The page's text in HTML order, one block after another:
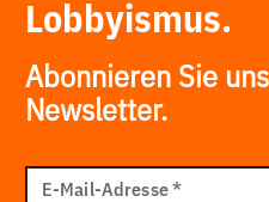
Lobbyismus.
Abonnieren Sie
Newsletter.
MailE-Mail-Adresse*